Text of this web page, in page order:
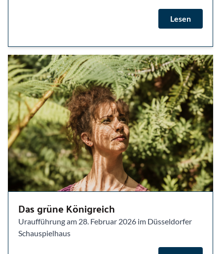
Lesen
Das grüne Königreich
Uraufführung am 28. Februar 2026 im Düsseldorfer
Schauspielhaus